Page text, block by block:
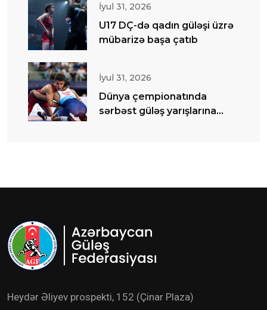
İyul 31, 2026
U17 DÇ-də qadın güləşi üzrə
mübarizə başa çatıb
İyul 31, 2026
Dünya çempionatında
sərbəst güləş yarışlarına
Heydər Əliyev prospekti, 152 (Çinar Plaza)